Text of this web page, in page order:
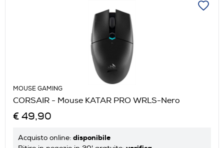
MOUSE GAMING
CORSAIR - Mouse KATAR PRO WRLS-Nero
€ 49,90
Acquisto online: disponibile